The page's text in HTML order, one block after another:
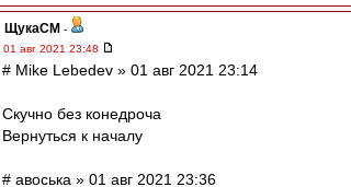
ЩукаСМ -
01 авг 2021 23:48
# Mike Lebedev » 01 авг 2021 23:14
Скучно без конедроча
Вернуться к началу
# авоська » 01 авг 2021 23:36